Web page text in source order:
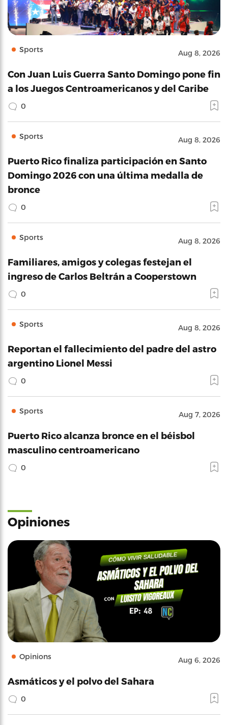
Sports Aug 8, 2026
Con Juan Luis Guerra Santo Domingo pone fin
a los Juegos Centroamericanos y del Caribe
0
Sports Aug 8, 2026
Puerto Rico finaliza participación en Santo
Domingo 2026 con una última medalla de
bronce
0
Sports Aug 8, 2026
Familiares, amigos y colegas festejan el
ingreso de Carlos Beltrán a Cooperstown
0
Sports Aug 8, 2026
Reportan el fallecimiento del padre del astro
argentino Lionel Messi
0
Sports Aug 7, 2026
Puerto Rico alcanza bronce en el béisbol
masculino centroamericano
0
Opiniones
Opinions Aug 6, 2026
Asmáticos y el polvo del Sahara
0